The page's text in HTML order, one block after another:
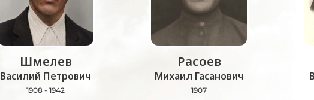
Шмелев
Василий Петрович
1908 - 1942
Расоев
Михаил Гасанович
1907